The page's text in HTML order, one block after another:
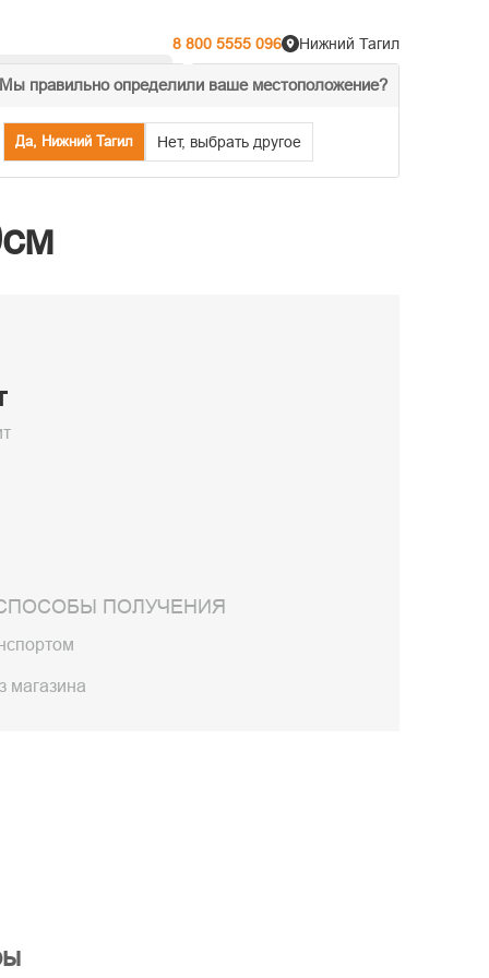
8 800 5555 096
Мы правильно определили ваше местоположение?
Да, Нижний Тагил Нет, выбрать другое
Нижний Тагил
% Акции Распродажа
ПОЛУЧЕНИЯ
магазина